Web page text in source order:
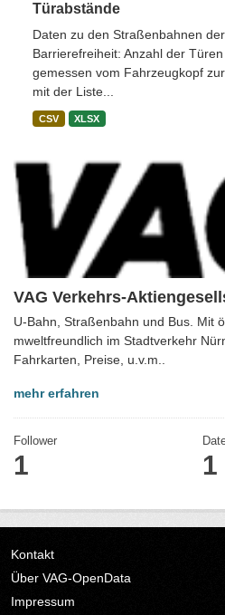
VAG Verkehrs-
U-Bahn, Straßenbahn und Bus. Mit
mweltfreundlich im Stadtverkehr
Fahrkarten, Preise, u.v.m..
mehr erfahren
Follower
1 1
Türabstände
Daten zu den Straßenbahnen
Barrierefreiheit: Anzahl der
gemessen vom Fahrzeugkopf
mit der Liste...
CSV XLSX
Kontakt
Über VAG-OpenData
Impressum